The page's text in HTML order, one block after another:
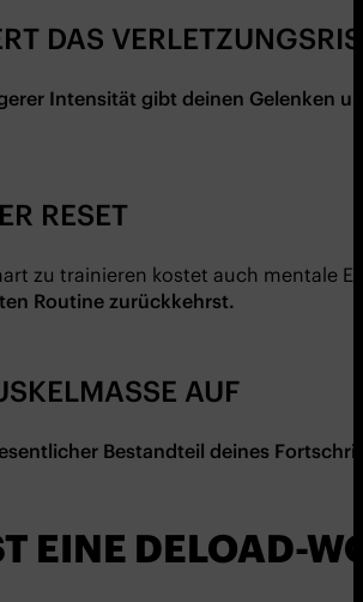
DAS
Intensität gibt deinen Gelenken
RESET
zu trainieren kostet auch mentale
Routine zurückkehrst.
AUF
Bestandteil deines
EINE DELOAD-